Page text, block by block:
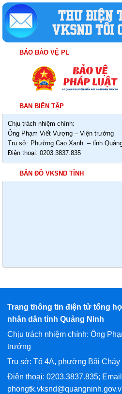
BÁO BẢO VỆ PL
BAN BIÊN TẬP
Chịu trách nhiệm chính:
Ông Phạm Viết Vượng – Viện trưởng
Trụ sở: Phường Cao Xanh – tỉnh
Điện thoại: 0203.3837.835
BẢN ĐỒ VKSND TỈNH
Trang thông tin điện tử tổng
nhân dân tỉnh Quảng Ninh
Chịu trách nhiệm chính: Ông
trưởng
Trụ sở: Tổ 4A, phường Bãi Cháy
Điện thoại: 0203.3837.835;